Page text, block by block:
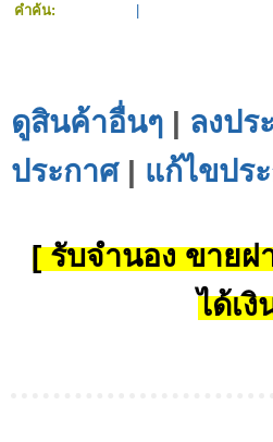
คำค้น:
ดูสินค้าอื่นๆ | ลงปร
ประกาศ| แก้ไขปร
[ รับจำนอง ขายฝ
ได้เ